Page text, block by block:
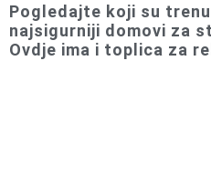
Pogledajte koji su
najsigurniji domovi za
Ovdje ima i toplica za